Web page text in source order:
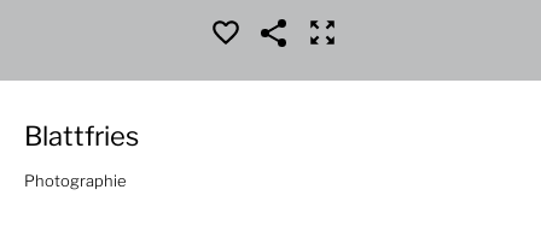
Blattfries
Photographie